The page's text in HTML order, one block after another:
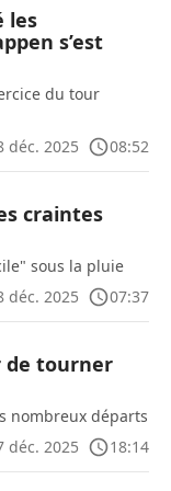
les
s’est
du tour
déc. 2025
08:52
craintes
sous la pluie
déc. 2025
07:37
de tourner
nombreux départs
déc. 2025
18:14